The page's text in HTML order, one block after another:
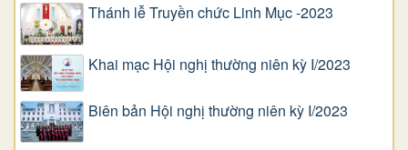
Thánh lễ Truyền chức Linh Mục -2023
Khai mạc Hội nghị thường niên kỳ I/2023
Biên bản Hội nghị thường niên kỳ I/2023